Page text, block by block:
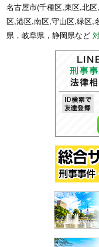
名古屋市(千種区,東区,北
区,港区,南区,守山区,緑区,
県，岐阜県，静岡県など